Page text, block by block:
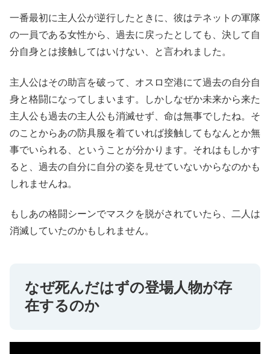
一番最初に主人公が逆行したときに、彼はテネットの軍隊
の一員である女性から、過去に戻ったとしても、決して自
分自身とは接触してはいけない、と言われました。
主人公はその助言を破って、オスロ空港にて過去の自分自
身と格闘になってしまいます。しかしなぜか未来から来た
主人公も過去の主人公も消滅せず、命は無事でしたね。そ
のことからあの防具服を着ていれば接触してもなんとか無
事でいられる、ということが分かります。それはもしかす
ると、過去の自分に自分の姿を見せていないからなのかも
しれませんね。
もしあの格闘シーンでマスクを脱がされていたら、二人は
消滅していたのかもしれません。
なぜ死んだはずの登場人物が存
在するのか